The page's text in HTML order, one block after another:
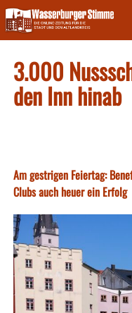
Skip
to
content
3.000
den Inn hinab
Am gestrigen Feiertag:
Clubs auch heuer ein Erfolg